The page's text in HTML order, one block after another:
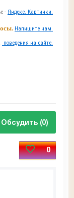
- Яндекс. Картинки.
Напишите нам.
поведения на сайте.
Обсудить (0)
0